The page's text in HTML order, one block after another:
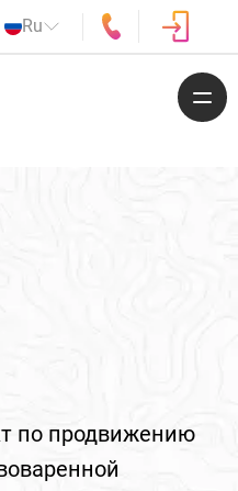
Ru
по продвижению